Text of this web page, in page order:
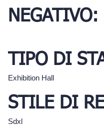
NEGATIVO:
TIPO DI
Exhibition Hall
STILE DI
Sdxl